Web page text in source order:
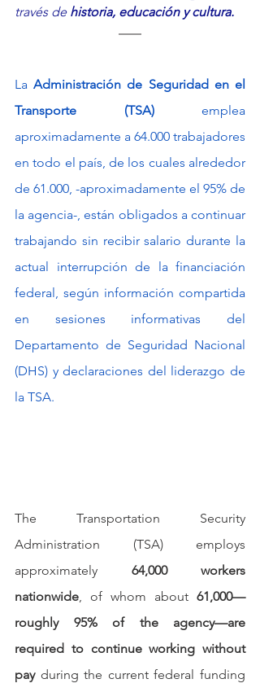
través de historia, educación y cultura.
La Administración de Seguridad en el
Transporte
(TSA) emplea
aproximadamente a 64.000 trabajadores
en todo el país, de los cuales alrededor
de 61.000, -aproximadamente el 95% de
la agencia-, están obligados a continuar
trabajando sin recibir salario durante la
actual interrupción de la financiación
federal, según información compartida
en sesiones informativas del
Departamento de Seguridad Nacional
(DHS) y declaraciones del liderazgo de
la TSA.
The Transportation Security
Administration (TSA) employs
approximately 64,000 workers
nationwide, of whom about 61,000—
roughly 95% of the agency—are
required to continue working without
pay during the current federal funding